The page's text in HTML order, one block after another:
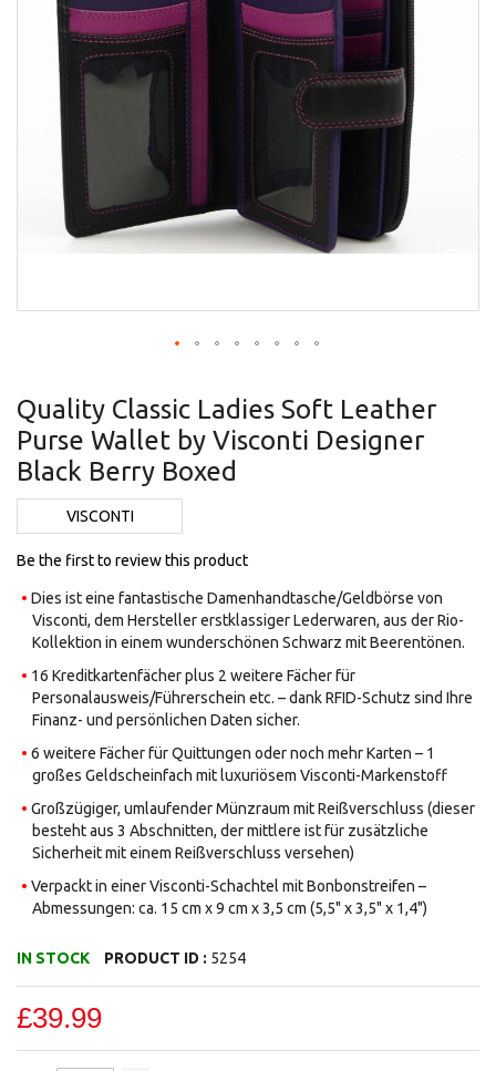
gallery
the
beginning
of
the
images
Quality Classic Ladies Soft Leather
Purse Wallet by Visconti Designer
Black Berry Boxed
VISCONTI
Be the first to review this product
Dies ist eine fantastische Damenhandtasche/Geldbörse von
Visconti, dem Hersteller erstklassiger Lederwaren, aus der Rio-
Kollektion in einem wunderschönen Schwarz mit Beerentönen.
16 Kreditkartenfächer plus 2 weitere Fächer für
Personalausweis/Führerschein etc. – dank RFID-Schutz sind Ihre
Finanz- und persönlichen Daten sicher.
6 weitere Fächer für Quittungen oder noch mehr Karten – 1
großes Geldscheinfach mit luxuriösem Visconti-Markenstoff
Großzügiger, umlaufender Münzraum mit Reißverschluss (dieser
besteht aus 3 Abschnitten, der mittlere ist für zusätzliche
Sicherheit mit einem Reißverschluss versehen)
Verpackt in einer Visconti-Schachtel mit Bonbonstreifen –
Abmessungen: ca. 15 cm x 9 cm x 3,5 cm (5,5" x 3,5" x 1,4")
IN STOCK PRODUCT ID : 5254
£39.99